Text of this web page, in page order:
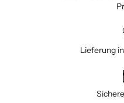
Lieferung